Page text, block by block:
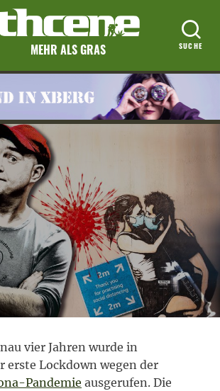
MEHR ALS GRAS
vier Jahren wurde in
erste Lockdown wegen der
Pandemie ausgerufen. Die